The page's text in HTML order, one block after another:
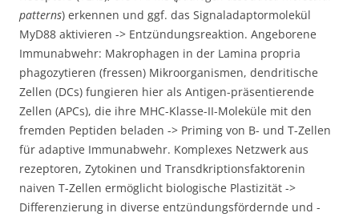
patterns) erkennen und ggf. das Signaladaptormolekül
MyD88 aktivieren -> Entzündungsreaktion. Angeborene
Immunabwehr: Makrophagen in der Lamina propria
phagozytieren (fressen) Mikroorganismen, dendritische
Zellen (DCs) fungieren hier als Antigen-präsentierende
Zellen (APCs), die ihre MHC-Klasse-II-Moleküle mit den
fremden Peptiden beladen -> Priming von B- und T-Zellen
für adaptive Immunabwehr. Komplexes Netzwerk aus
rezeptoren, Zytokinen und Transdkriptionsfaktorenin
naiven T-Zellen ermöglicht biologische Plastizität ->
Differenzierung in diverse entzündungsfördernde und -